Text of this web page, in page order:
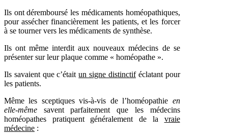
Ils ont déremboursé les médicaments homéopathiques,
pour assécher financièrement les patients, et les forcer
à se tourner vers les médicaments de synthèse.
Ils ont même interdit aux nouveaux médecins de se
présenter sur leur plaque comme « homéopathe ».
Ils savaient que c’étaitun signe distinctiféclatant pour
les patients.
Même les sceptiques vis-à-vis de l’homéopathie en
elle-même savent parfaitement que les médecins
homéopathes pratiquent généralement de la vraie
médecine :